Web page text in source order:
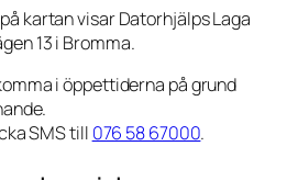
kartan visar Datorhjälps Laga
13 i Bromma.
i öppettiderna på grund
SMS till 076 58 67000.